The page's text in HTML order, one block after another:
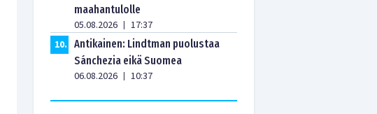
maahantulolle
05.08.2026 | 17:37
10. Antikainen: Lindtman puolustaa
Sánchezia eikä Suomea
06.08.2026 | 10:37